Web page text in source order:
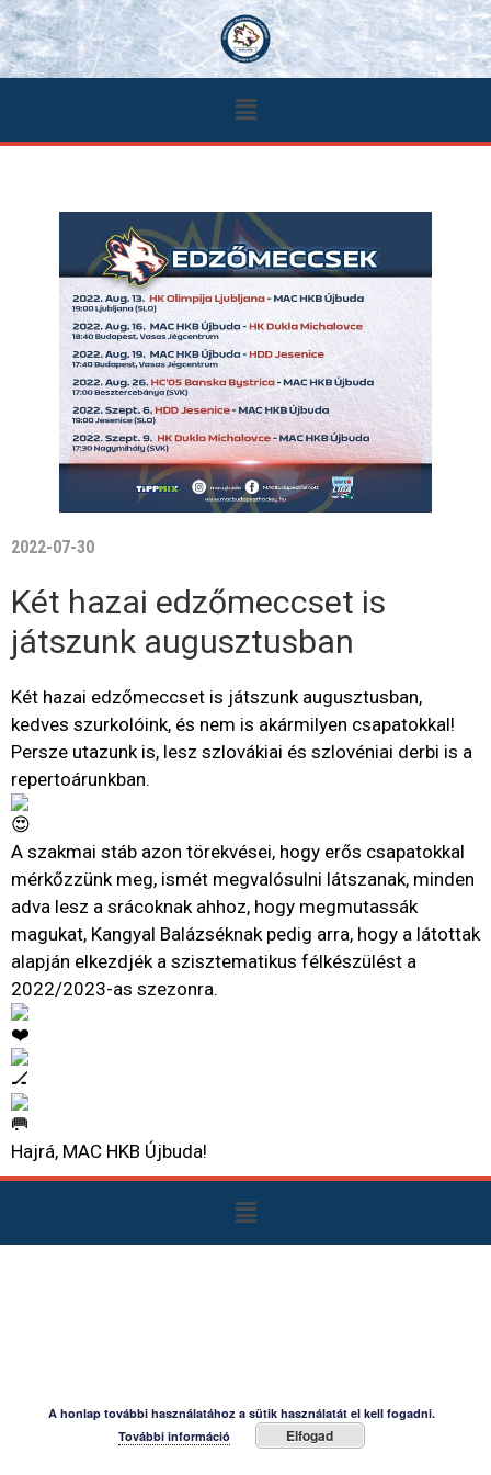
2022-07-30
Két hazai edzőmeccset is
játszunk augusztusban
Két hazai edzőmeccset is játszunk augusztusban,
kedves szurkolóink, és nem is akármilyen csapatokkal!
Persze utazunk is, lesz szlovákiai és szlovéniai derbi is a
repertoárunkban.
A szakmai stáb azon törekvései, hogy erős csapatokkal
mérkőzzünk meg, ismét megvalósulni látszanak, minden
adva lesz a srácoknak ahhoz, hogy megmutassák
magukat, Kangyal Balázséknak pedig arra, hogy a látottak
alapján elkezdjék a szisztematikus félkészülést a
2022/2023-as szezonra.
Hajrá, MAC HKB Újbuda!
A honlap további használatához a sütik használatát el kell fogadni.
További információ
Elfogad